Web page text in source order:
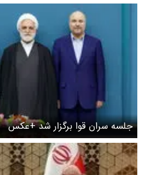
جلسه سران قوا برگزار شد +عکس